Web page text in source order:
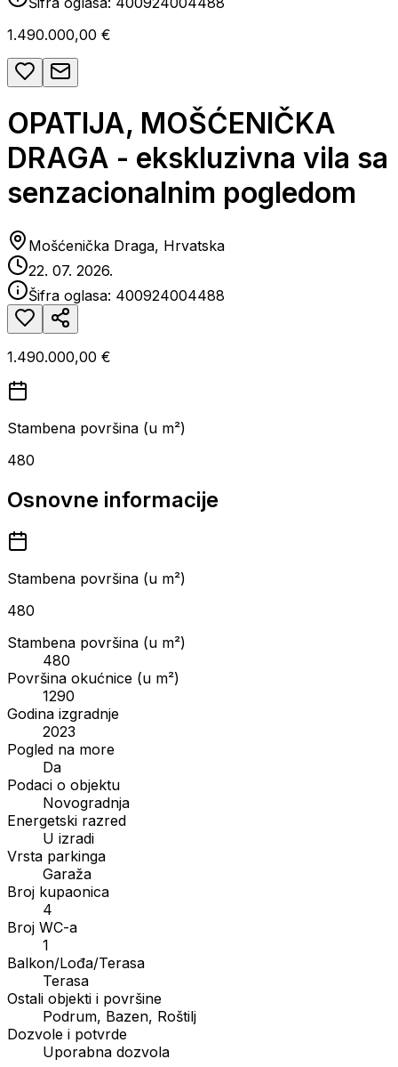
1.490.000,00 €
OPATIJA, MOŠĆENIČKA
DRAGA - ekskluzivna vila sa
senzacionalnim pogledom
Mošćenička Draga, Hrvatska
22. 07. 2026.
Šifra oglasa: 400924004488
1.490.000,00 €
Stambena površina (u m²)
480
Osnovne informacije
Stambena površina (u m²)
480
Stambena površina (u m²)
480
Površina okućnice (u m²)
1290
Godina izgradnje
2023
Pogled na more
Da
Podaci o objektu
Novogradnja
Energetski razred
U izradi
Vrsta parkinga
Garaža
Broj kupaonica
4
Broj WC-a
1
Balkon/Lođa/Terasa
Terasa
Ostali objekti i površine
Podrum, Bazen, Roštilj
Dozvole i potvrde
Uporabna dozvola